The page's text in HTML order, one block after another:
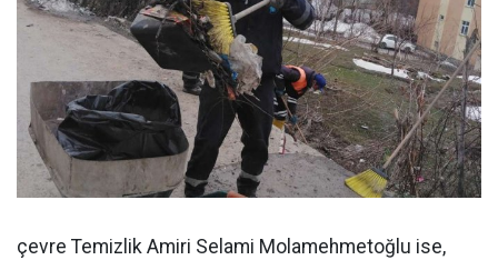
çevre Temizlik Amiri Selami Molamehmetoğlu ise,